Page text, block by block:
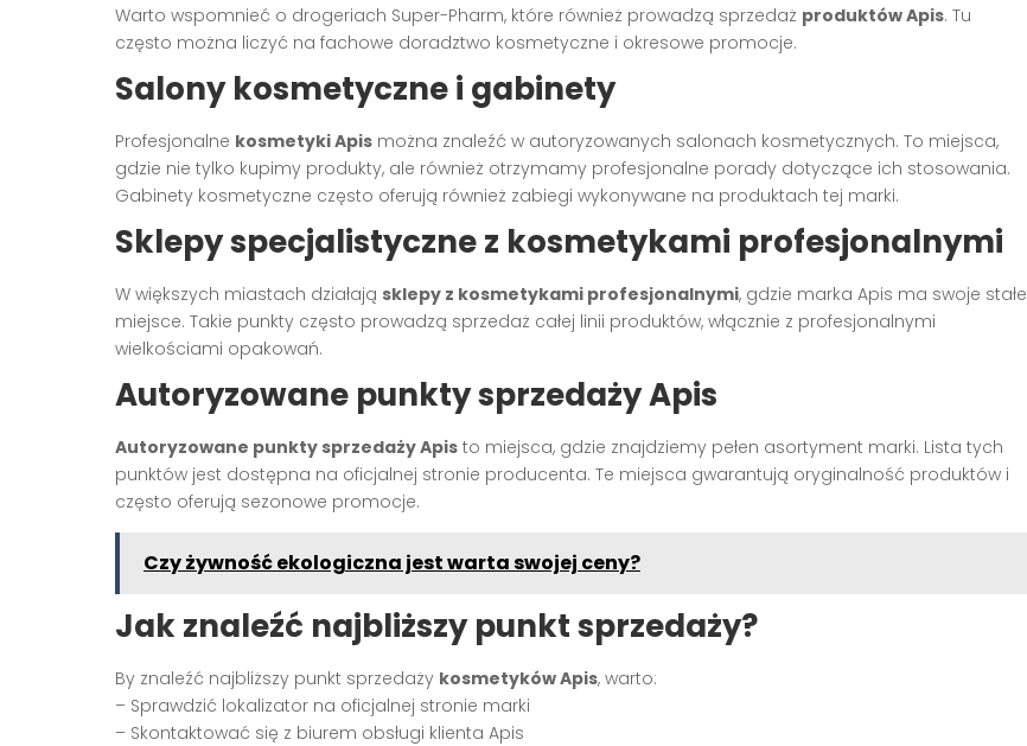
Warto wspomnieć o drogeriach Super-Pharm, które również prowadzą sprzedaż produktów Apis. Tu
często można liczyć na fachowe doradztwo kosmetyczne i okresowe promocje.
Salony kosmetyczne i gabinety
Profesjonalne kosmetyki Apis można znaleźć w autoryzowanych salonach kosmetycznych. To miejsca,
gdzie nie tylko kupimy produkty, ale również otrzymamy profesjonalne porady dotyczące ich stosowania.
Gabinety kosmetyczne często oferują również zabiegi wykonywane na produktach tej marki.
Sklepy specjalistyczne z kosmetykami profesjonalnymi
W większych miastach działają sklepy z kosmetykami profesjonalnymi, gdzie marka Apis ma swoje stałe
miejsce. Takie punkty często prowadzą sprzedaż całej linii produktów, włącznie z profesjonalnymi
wielkościami opakowań.
Autoryzowane punkty sprzedaży Apis
Autoryzowane punkty sprzedaży Apis to miejsca, gdzie znajdziemy pełen asortyment marki. Lista tych
punktów jest dostępna na oficjalnej stronie producenta. Te miejsca gwarantują oryginalność produktów i
często oferują sezonowe promocje.
Czy żywność ekologiczna jest warta swojej ceny?
Jak znaleźć najbliższy punkt sprzedaży?
By znaleźć najbliższy punkt sprzedaży kosmetyków Apis, warto:
– Sprawdzić lokalizator na oficjalnej stronie marki
– Skontaktować się z biurem obsługi klienta Apis